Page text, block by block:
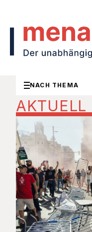
NACH THEMA
AKTUELL